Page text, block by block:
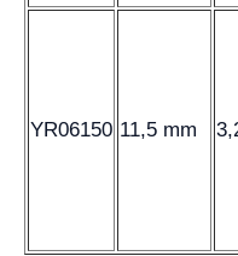
YR06150 11,5 mm